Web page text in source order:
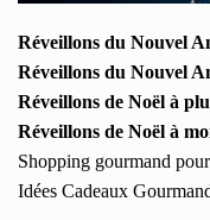
Réveillons du Nouvel
Réveillons du Nouvel
Réveillons de Noël à
Réveillons de Noël à
Shopping gourmand
Idées Cadeaux